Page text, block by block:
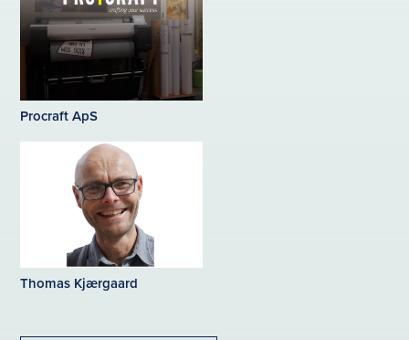
Procraft ApS
Thomas Kjærgaard